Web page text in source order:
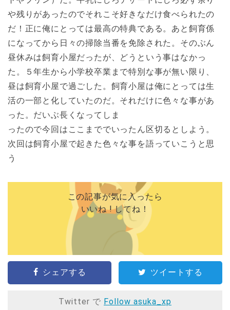
や残りがあったのでそれこそ好きなだけ食べられたの
だ！正に俺にとっては最高の特典である。あと飼育係
になってから日々の掃除当番を免除された。そのぶん
昼休みは飼育小屋だったが、どうという事はなかっ
た。５年生から小学校卒業まで特別な事が無い限り、
昼は飼育小屋で過ごした。飼育小屋は俺にとっては生
活の一部と化していたのだ。それだけに色々な事があ
った。だいぶ長くなってしま
ったので今回はここまででいったん区切るとしよう。
次回は飼育小屋で起きた色々な事を語っていこうと思
う
この記事が気に入ったら
いいね ! してね！
シェアする ツイートする
Twitter で Follow asuka_xp